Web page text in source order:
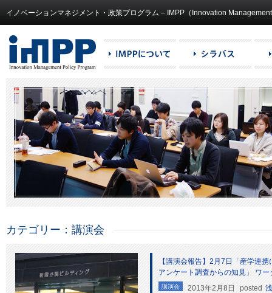
イノベーションマネジメント・政策プログラム – IMPP（Innovation
カテゴリー：講演会
【講演会報告】2月7日「産学連
アンケート調査からの知見」 ワー
講演会 2013年2月8日 posted